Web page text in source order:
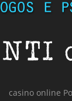
casino online